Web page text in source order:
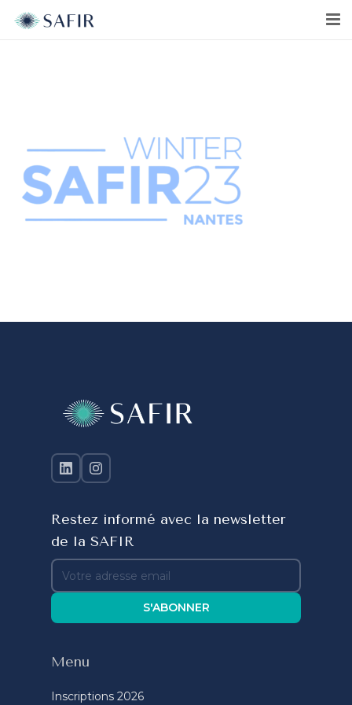
Restez informé avec la newsletter
de la SAFIR
S'ABONNER
Menu
Inscriptions 2026